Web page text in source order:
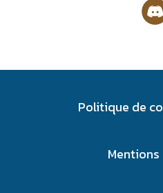
Politique de
Mentions